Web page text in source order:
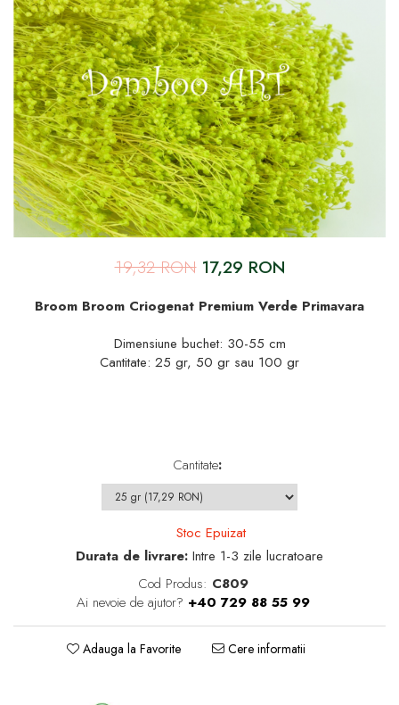
19,32 RON 17,29 RON
Broom Broom Criogenat Premium Verde Primavara
Dimensiune buchet: 30-55 cm
Cantitate: 25 gr, 50 gr sau 100 gr
Cantitate:
Stoc Epuizat
Durata de livrare: Intre 1-3 zile lucratoare
Cod Produs: C809
Ai nevoie de ajutor? +40 729 88 55 99
Adauga la Favorite Cere informatii